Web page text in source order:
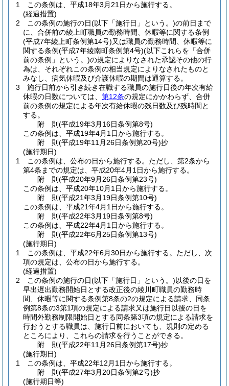
1
この条例は、平成18年3月21日から施行する。
(経過措置)
2
この条例の施行の日(以下「施行日」という。)の前日まで
に、合併前の綾上町職員の勤務時間、休暇等に関する条例
(平成7年綾上町条例第14号)又は職員の勤務時間、休暇等に
関する条例(平成7年綾南町条例第4号)(以下これらを「合併
前の条例」という。)の規定によりなされた承認その他の行
為は、それぞれこの条例の相当規定によりなされたものと
みなし、病気休暇及び介護休暇の期間は通算する。
3
施行日前から引き続き在職する職員の施行日後の年次有給
休暇の日数については、 第12条の規定にかかわらず、合併
前の条例の規定による年次有給休暇の残日数及び残時間と
する。
附 則(平成19年3月16日条例第8号)
この条例は、平成19年4月1日から施行する。
附 則(平成19年11月26日条例第20号)抄
(施行期日)
1
この条例は、公布の日から施行する。 ただし、第2条から
第4条までの規定は、平成20年4月1日から施行する。
附 則(平成20年9月26日条例第23号)
この条例は、平成20年10月1日から施行する。
附 則(平成21年3月19日条例第10号)
この条例は、平成21年4月1日から施行する。
附 則(平成22年3月19日条例第8号)
この条例は、平成22年4月1日から施行する。
附 則(平成22年6月25日条例第13号)
(施行期日)
1
この条例は、平成22年6月30日から施行する。 ただし、次
項の規定は、公布の日から施行する。
(経過措置)
2
この条例の施行の日(以下「施行日」という。)以後の日を
早出遅出勤務開始日とする改正後の綾川町職員の勤務時
間、休暇等に関する条例第8条の2の規定による請求、同条
例第8条の3第1項の規定による請求又は施行日以後の日を
時間外勤務制限開始日とする同条第3項の規定による請求を
行おうとする職員は、施行日前においても、規則の定める
ところにより、これらの請求を行うことができる。
附 則(平成22年11月26日条例第17号)抄
(施行期日)
1
この条例は、平成22年12月1日から施行する。
附 則(平成27年3月20日条例第2号)抄
(施行期日等)